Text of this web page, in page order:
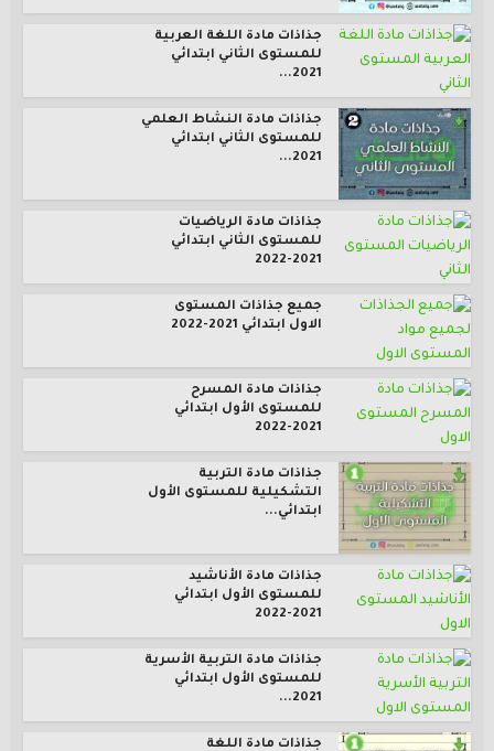
جذاذات مادة اللغة العربية
للمستوى الثاني ابتدائي
2021...
جذاذات مادة النشاط العلمي
للمستوى الثاني ابتدائي
2021...
جذاذات مادة الرياضيات
للمستوى الثاني ابتدائي
2021-2022
جميع جذاذات المستوى
الاول ابتدائي 2021-2022
جذاذات مادة المسرح
للمستوى الأول ابتدائي
2021-2022
جذاذات مادة التربية
التشكيلية للمستوى الأول
ابتدائي...
جذاذات مادة الأناشيد
للمستوى الأول ابتدائي
2021-2022
جذاذات مادة التربية الأسرية
للمستوى الأول ابتدائي
2021...
جذاذات مادة اللغة